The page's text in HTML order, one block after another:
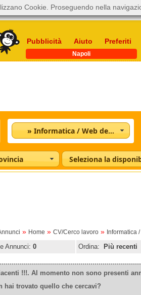
Pubblicità Aiuto Preferiti
Napoli
» Informatica / Web design
» Home » CV/Cerco lavoro » Informatica
Annunci: 0 Ordina:
!!!. Al momento non sono presenti
hai trovato quello che cercavi?
Cookie. Proseguendo nella